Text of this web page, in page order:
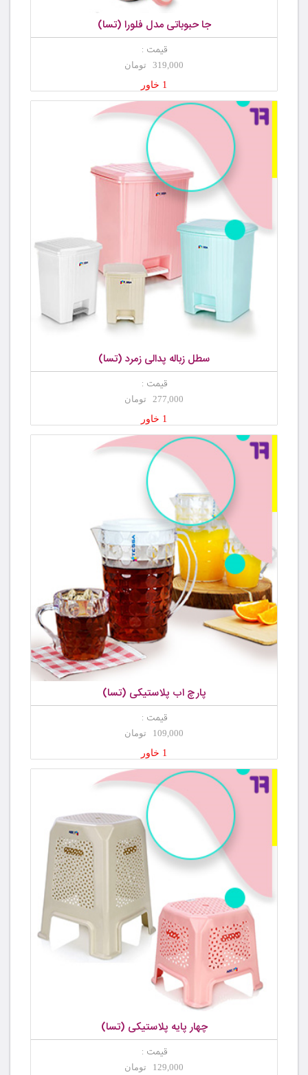
جا حبوباتی مدل فلورا (تسا)
قیمت :
319,000 تومان
1 خاور
سطل زباله پدالی زمرد (تسا)
قیمت :
277,000 تومان
1 خاور
پارچ اب پلاستیکی (تسا)
قیمت :
109,000 تومان
1 خاور
چهار پایه پلاستیکی (تسا)
قیمت :
129,000 تومان